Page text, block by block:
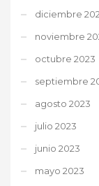
diciembre
noviembre
octubre 2023
septiembre
agosto 2023
julio 2023
junio 2023
mayo 2023